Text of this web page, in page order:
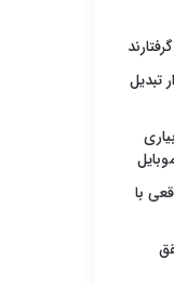
تبدیل
با